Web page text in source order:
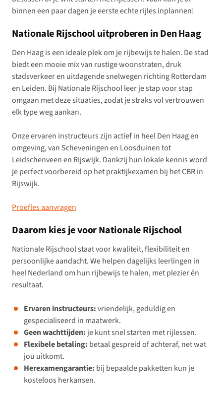
binnen een paar dagen je eerste echte rijles inplannen!
Nationale Rijschool uitproberen in Den Haag
Den Haag is een ideale plek om je rijbewijs te halen. De stad
biedt een mooie mix van rustige woonstraten, druk
stadsverkeer en uitdagende snelwegen richting Rotterdam
en Leiden. Bij Nationale Rijschool leer je stap voor stap
omgaan met deze situaties, zodat je straks vol vertrouwen
elk type weg aankan.
Onze ervaren instructeurs zijn actief in heel Den Haag en
omgeving, van Scheveningen en Loosduinen tot
Leidschenveen en Rijswijk. Dankzij hun lokale kennis word
je perfect voorbereid op het praktijkexamen bij het CBR in
Rijswijk.
Proefles aanvragen
Daarom kies je voor Nationale Rijschool
Nationale Rijschool staat voor kwaliteit, flexibiliteit en
persoonlijke aandacht. We helpen dagelijks leerlingen in
heel Nederland om hun rijbewijs te halen, met plezier én
resultaat.
Ervaren instructeurs:vriendelijk, geduldig en
gespecialiseerd in maatwerk.
Geen wachttijden: je kunt snel starten met rijlessen.
Flexibele betaling: betaal gespreid of achteraf, net wat
jou uitkomt.
Herexamengarantie: bij bepaalde pakketten kun je
kosteloos herkansen.